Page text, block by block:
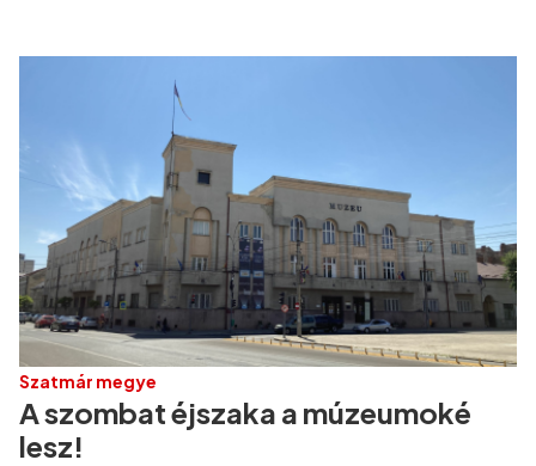
Szatmár megye
A szombat éjszaka a múzeumoké
lesz!